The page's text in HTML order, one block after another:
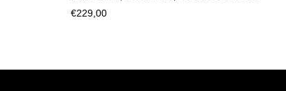
€229,00